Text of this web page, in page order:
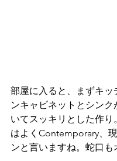
部屋に入ると、まずキッ
ンキャビネットとシンク
いてスッキリとした作り
はよくContemporary、
ンと言いますね。蛇口も